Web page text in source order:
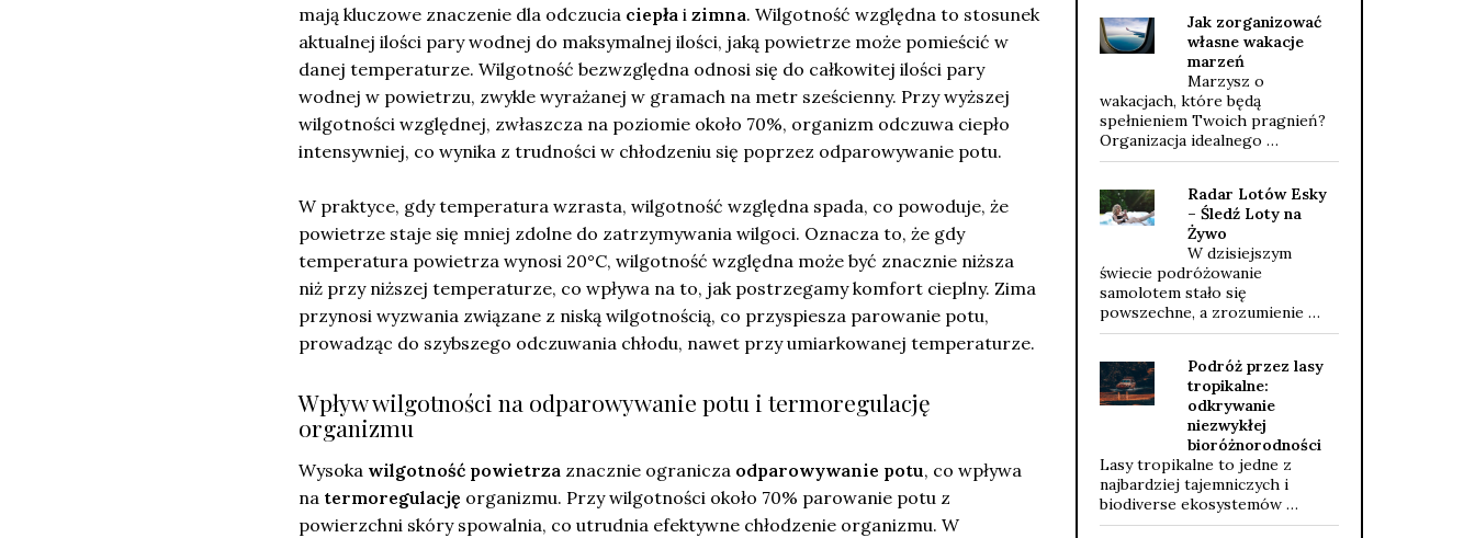
mają kluczowe znaczenie dla odczucia ciepła i zimna. Wilgotność względna to stosunek
aktualnej ilości pary wodnej do maksymalnej ilości, jaką powietrze może pomieścić w
danej temperaturze. Wilgotność bezwzględna odnosi się do całkowitej ilości pary
wodnej w powietrzu, zwykle wyrażanej w gramach na metr sześcienny. Przy wyższej
wilgotności względnej, zwłaszcza na poziomie około 70%, organizm odczuwa ciepło
intensywniej, co wynika z trudności w chłodzeniu się poprzez odparowywanie potu.
W praktyce, gdy temperatura wzrasta, wilgotność względna spada, co powoduje, że
powietrze staje się mniej zdolne do zatrzymywania wilgoci. Oznacza to, że gdy
temperatura powietrza wynosi 20°C, wilgotność względna może być znacznie niższa
niż przy niższej temperaturze, co wpływa na to, jak postrzegamy komfort cieplny. Zima
przynosi wyzwania związane z niską wilgotnością, co przyspiesza parowanie potu,
prowadząc do szybszego odczuwania chłodu, nawet przy umiarkowanej temperaturze.
Wpływ wilgotności na odparowywanie potu i termoregulację
organizmu
Wysoka wilgotność powietrza znacznie ogranicza odparowywanie potu, co wpływa
na termoregulację organizmu. Przy wilgotności około 70% parowanie potu z
powierzchni skóry spowalnia, co utrudnia efektywne chłodzenie organizmu. W
Jak zorganizować
własne wakacje
marzeń
Marzysz o
wakacjach, które będą
spełnieniem Twoich pragnień?
Organizacja idealnego …
Radar Lotów Esky
– Śledź Loty na
Żywo
W dzisiejszym
świecie podróżowanie
samolotem stało się
powszechne, a zrozumienie …
Podróż przez lasy
tropikalne:
odkrywanie
niezwykłej
bioróżnorodności
Lasy tropikalne to jedne z
najbardziej tajemniczych i
biodiverse ekosystemów …